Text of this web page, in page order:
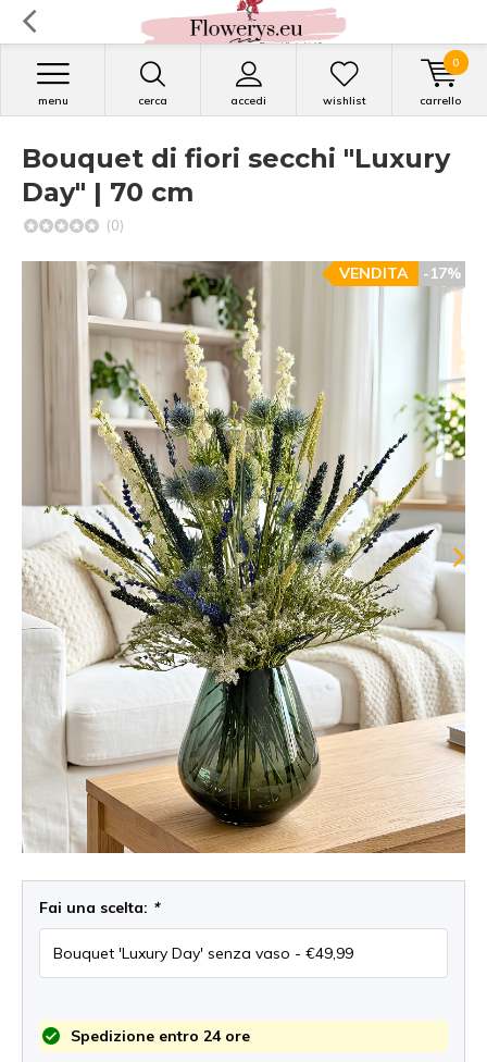
cerca accedi
menu wishlist carrello
0
Bouquet di fiori secchi "Luxury
Day" | 70 cm
(0)
-17%
VENDITA
Fai una scelta: *
Spedizione entro 24 ore